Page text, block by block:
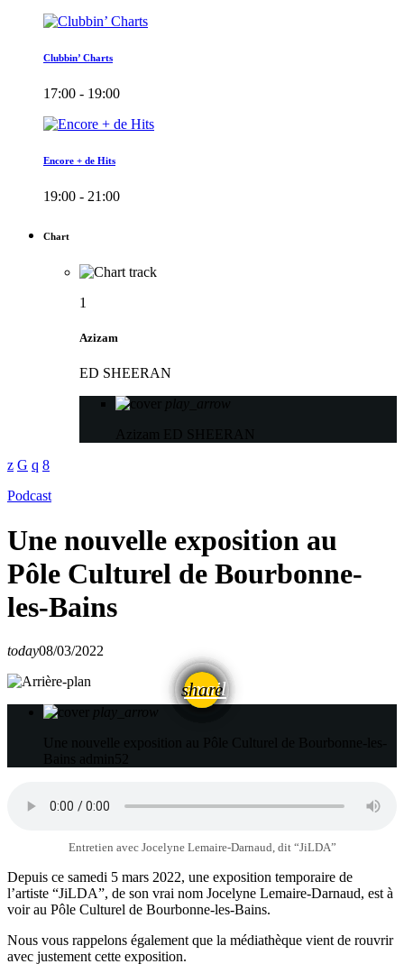
Clubbin’ Charts
17:00 - 19:00
Encore + de Hits
19:00 - 21:00
Chart
1
Azizam
ED SHEERAN
play_arrow
Azizam
ED SHEERAN
Podcast
Une nouvelle exposition au
Pôle Culturel de Bourbonne-
les-Bains
today08/03/2022
share
email
play_arrow
Une nouvelle exposition au Pôle Culturel de Bourbonne-les-
Bains admin52
Entretien avec Jocelyne Lemaire-Darnaud, dit “JiLDA”
Depuis ce samedi 5 mars 2022, une exposition temporaire de
l’artiste “JiLDA”, de son vrai nom Jocelyne Lemaire-Darnaud, est à
voir au Pôle Culturel de Bourbonne-les-Bains.
Nous vous rappelons également que la médiathèque vient de rouvrir
avec justement cette exposition.